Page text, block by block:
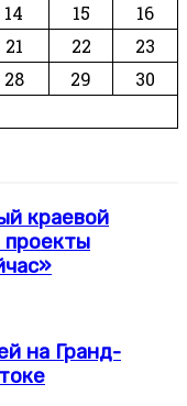
14 15
16
21 22
23
28 29
30
краевой
на Гранд-